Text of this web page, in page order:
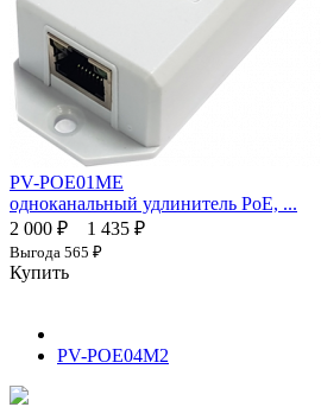
PV-POE01ME
одноканальный удлинитель PoE, ...
2 000 ₽
1 435 ₽
Выгода 565 ₽
Купить
PV-POE04M2